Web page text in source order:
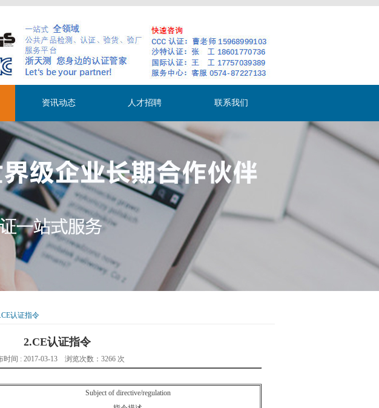
资讯动态 人才招聘 联系我们
认证指令
2.CE认证指令
时间 : 2017-03-13 浏览次数：3266 次
Subject of directive/regulation